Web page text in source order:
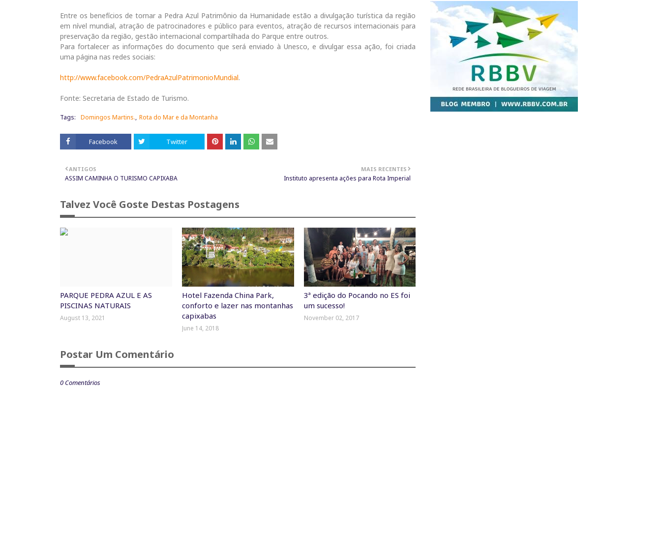
Entre os benefícios de tornar a Pedra Azul Patrimônio da Humanidade estão a divulgação turística da região
em nível mundial, atração de patrocinadores e público para eventos, atração de recursos internacionais para
preservação da região, gestão internacional compartilhada do Parque entre outros.
Para fortalecer as informações do documento que será enviado à Unesco, e divulgar essa ação, foi criada
uma página nas redes sociais:
http://www.facebook.com/PedraAzulPatrimonioMundial.
Fonte: Secretaria de Estado de Turismo.
Tags: Domingos Martins. Rota do Mar e da Montanha
Facebook Twitter
MAIS RECENTES
Instituto apresenta ações para Rota Imperial
ANTIGOS
ASSIM CAMINHA O TURISMO CAPIXABA
Talvez Você Goste Destas Postagens
PARQUE PEDRA AZUL E AS
PISCINAS NATURAIS
August 13, 2021
Hotel Fazenda China Park,
conforto e lazer nas montanhas
capixabas
June 14, 2018
3ª edição do Pocando no ES foi
um sucesso!
November 02, 2017
Postar Um Comentário
0 Comentários